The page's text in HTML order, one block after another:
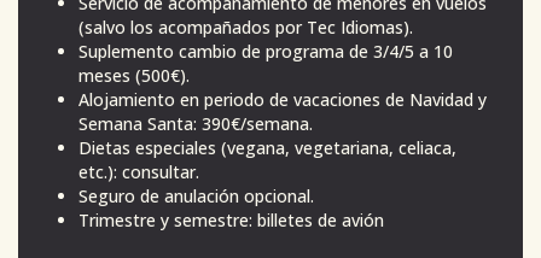
(salvo los acompañados por Tec Idiomas).
Suplemento cambio de programa de 3/4/5 a 10
meses (500€).
Alojamiento en periodo de vacaciones de Navidad y
Semana Santa: 390€/semana.
Dietas especiales (vegana, vegetariana, celiaca,
etc.): consultar.
Seguro de anulación opcional.
Trimestre y semestre: billetes de avión